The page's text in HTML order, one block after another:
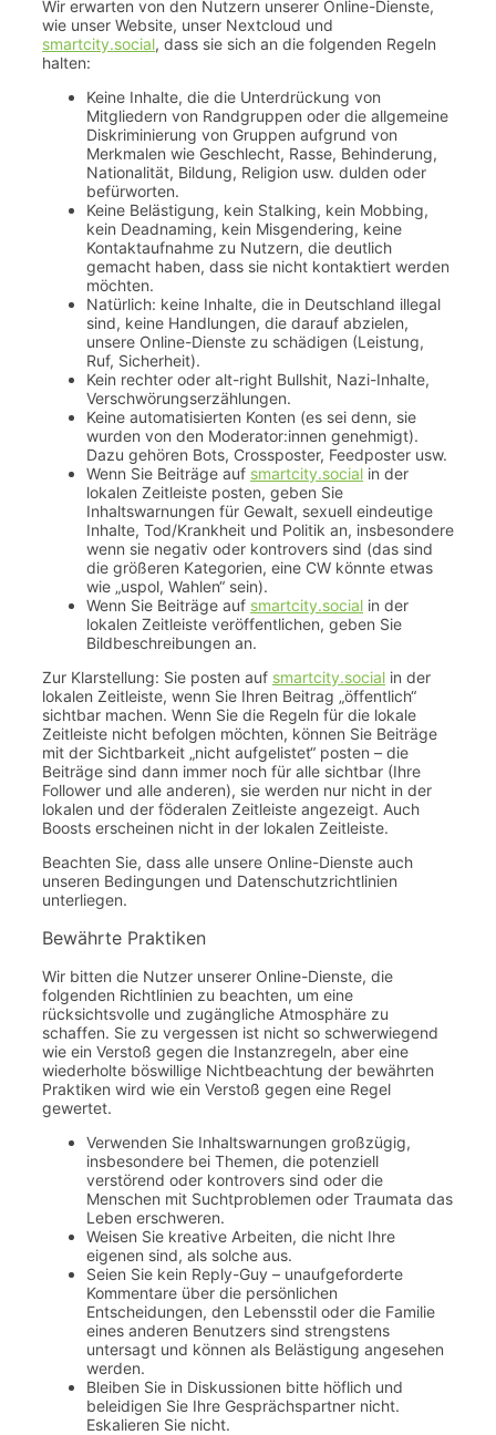
Wir erwarten von den Nutzern unserer Online-Dienste,
wie unser Website, unser Nextcloud und
smartcity.social, dass sie sich an die folgenden Regeln
halten:
Keine Inhalte, die die Unterdrückung von
Mitgliedern von Randgruppen oder die allgemeine
Diskriminierung von Gruppen aufgrund von
Merkmalen wie Geschlecht, Rasse, Behinderung,
Nationalität, Bildung, Religion usw. dulden oder
befürworten.
Keine Belästigung, kein Stalking, kein Mobbing,
kein Deadnaming, kein Misgendering, keine
Kontaktaufnahme zu Nutzern, die deutlich
gemacht haben, dass sie nicht kontaktiert werden
möchten.
Natürlich: keine Inhalte, die in Deutschland illegal
sind, keine Handlungen, die darauf abzielen,
unsere Online-Dienste zu schädigen (Leistung,
Ruf, Sicherheit).
Kein rechter oder alt-right Bullshit, Nazi-Inhalte,
Verschwörungserzählungen.
Keine automatisierten Konten (es sei denn, sie
wurden von den Moderator:innen genehmigt).
Dazu gehören Bots, Crossposter, Feedposter usw.
Wenn Sie Beiträge auf smartcity.social in der
lokalen Zeitleiste posten, geben Sie
Inhaltswarnungen für Gewalt, sexuell eindeutige
Inhalte, Tod/Krankheit und Politik an, insbesondere
wenn sie negativ oder kontrovers sind (das sind
die größeren Kategorien, eine CW könnte etwas
wie „uspol, Wahlen“ sein).
Wenn Sie Beiträge auf smartcity.social in der
lokalen Zeitleiste veröffentlichen, geben Sie
Bildbeschreibungen an.
Zur Klarstellung: Sie posten auf smartcity.social in der
lokalen Zeitleiste, wenn Sie Ihren Beitrag „öffentlich“
sichtbar machen. Wenn Sie die Regeln für die lokale
Zeitleiste nicht befolgen möchten, können Sie Beiträge
mit der Sichtbarkeit „nicht aufgelistet“ posten – die
Beiträge sind dann immer noch für alle sichtbar (Ihre
Follower und alle anderen), sie werden nur nicht in der
lokalen und der föderalen Zeitleiste angezeigt. Auch
Boosts erscheinen nicht in der lokalen Zeitleiste.
Beachten Sie, dass alle unsere Online-Dienste auch
unseren Bedingungen und Datenschutzrichtlinien
unterliegen.
Bewährte Praktiken
Wir bitten die Nutzer unserer Online-Dienste, die
folgenden Richtlinien zu beachten, um eine
rücksichtsvolle und zugängliche Atmosphäre zu
schaffen. Sie zu vergessen ist nicht so schwerwiegend
wie ein Verstoß gegen die Instanzregeln, aber eine
wiederholte böswillige Nichtbeachtung der bewährten
Praktiken wird wie ein Verstoß gegen eine Regel
gewertet.
Verwenden Sie Inhaltswarnungen großzügig,
insbesondere bei Themen, die potenziell
verstörend oder kontrovers sind oder die
Menschen mit Suchtproblemen oder Traumata das
Leben erschweren.
Weisen Sie kreative Arbeiten, die nicht Ihre
eigenen sind, als solche aus.
Seien Sie kein Reply-Guy – unaufgeforderte
Kommentare über die persönlichen
Entscheidungen, den Lebensstil oder die Familie
eines anderen Benutzers sind strengstens
untersagt und können als Belästigung angesehen
werden.
Bleiben Sie in Diskussionen bitte höflich und
beleidigen Sie Ihre Gesprächspartner nicht.
Eskalieren Sie nicht.